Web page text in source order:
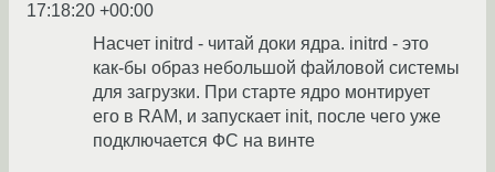
17:18:20 +00:00
Насчет initrd - читай доки ядра. initrd - это
как-бы образ небольшой файловой системы
для загрузки. При старте ядро монтирует
его в RAM, и запускает init, после чего уже
подключается ФС на винте